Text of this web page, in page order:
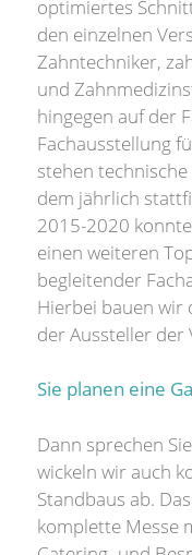
optimiertes
den einzelnen
Zahntechniker,
und
hingegen auf der
Fachausstellung
stehen
dem jährlich
2015-2020
einen weiteren
begleitender
Hierbei bauen wir
der Aussteller der
Sie planen eine
Dann sprechen
wickeln wir auch
Standbaus ab.
komplette Messe